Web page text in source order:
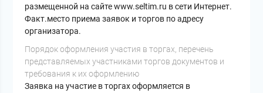
размещенной на сайте www.seltim.ru в сети Интернет.
Факт.место приема заявок и торгов по адресу
организатора.
Порядок оформления участия в торгах, перечень
представляемых участниками торгов документов и
требования к их оформлению
Заявка на участие в торгах оформляется в